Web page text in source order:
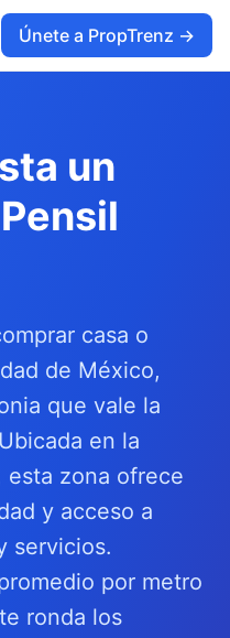
Únete a PropTrenz →
un
casa o
de México,
que vale la
en la
esta zona ofrece
y acceso a
servicios.
por metro
ronda los